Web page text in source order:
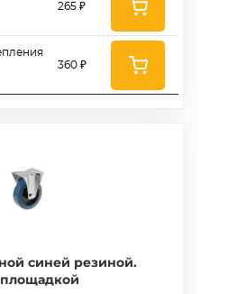
265 ₽
360 ₽
синей резиной.